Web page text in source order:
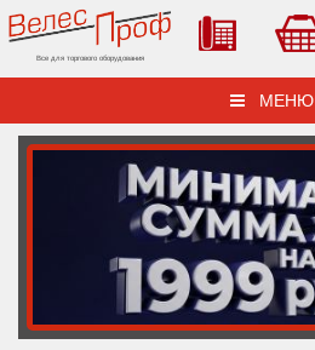
Все для торгового оборудования
МЕНЮ